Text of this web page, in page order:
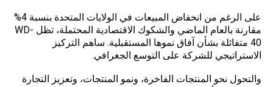
على الرغم من انخفاض المبيعات في الولايات المتحدة بنسبة 4%
مقارنة بالعام الماضي والشكوك الاقتصادية المحتملة، تظل WD-
40 متفائلة بشأن آفاق نموها المستقبلية. ساهم التركيز
الاستراتيجي للشركة على التوسع الجغرافي.
والتحول نحو المنتجات الفاخرة، ونمو المنتجات، وتعزيز التجارة